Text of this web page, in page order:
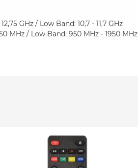
GHz / Low Band: 10,7 - 11,7 GHz
MHz / Low Band: 950 MHz - 1950 MHz